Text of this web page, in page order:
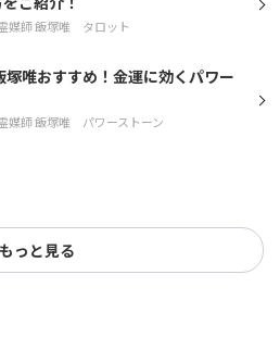
媒師 飯塚唯 タロット
塚唯おすすめ！金運に効くパワー
媒師 飯塚唯 パワーストーン
もっと見る